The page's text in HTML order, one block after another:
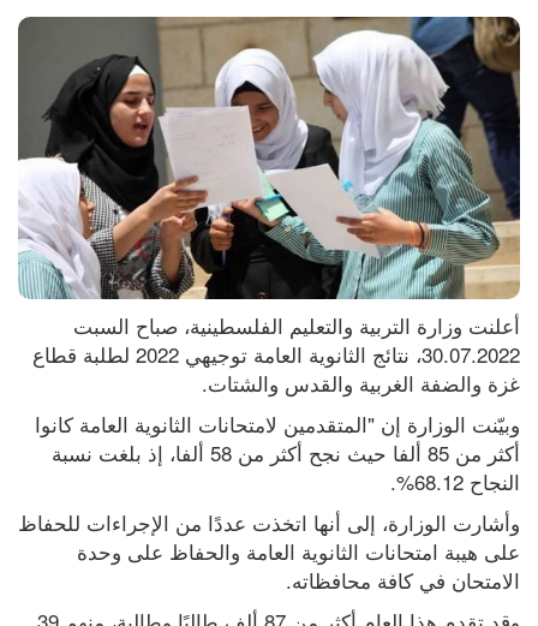
غزة والضفة الغربية والقدس والشتات.
النجاح 68.12%.
الامتحان في كافة محافظاته.